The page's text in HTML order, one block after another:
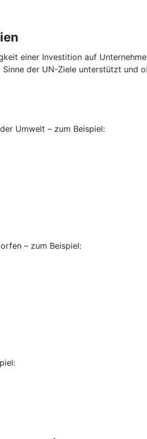
einer Investition auf
der UN-Ziele unterstützt und
Umwelt – zum Beispiel:
– zum Beispiel: